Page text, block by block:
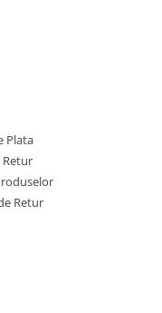
stil si caldura.
de tesut la masina, ceea ce
covor care imbina cu
partea de calitate si confort.
Plata
Retur
Retur